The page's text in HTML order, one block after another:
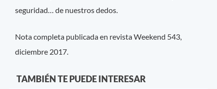
seguridad… de nuestros dedos.
Nota completa publicada en revista Weekend 543,
diciembre 2017.
TAMBIÉN TE PUEDE INTERESAR